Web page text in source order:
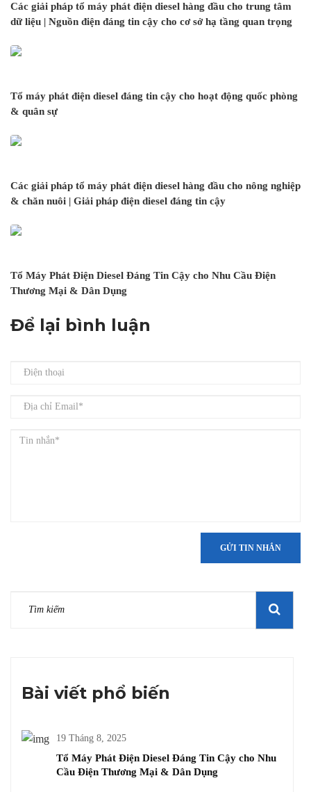
Các giải pháp tổ máy phát điện diesel hàng đầu cho trung tâm
dữ liệu | Nguồn điện đáng tin cậy cho cơ sở hạ tầng quan trọng
Tổ máy phát điện diesel đáng tin cậy cho hoạt động quốc phòng
& quân sự
Các giải pháp tổ máy phát điện diesel hàng đầu cho nông nghiệp
& chăn nuôi | Giải pháp điện diesel đáng tin cậy
Tổ Máy Phát Điện Diesel Đáng Tin Cậy cho Nhu Cầu Điện
Thương Mại & Dân Dụng
Để lại bình luận
GỬI TIN NHẮN
Bài viết phổ biến
19 Tháng 8, 2025
Tổ Máy Phát Điện Diesel Đáng Tin Cậy cho Nhu
Cầu Điện Thương Mại & Dân Dụng